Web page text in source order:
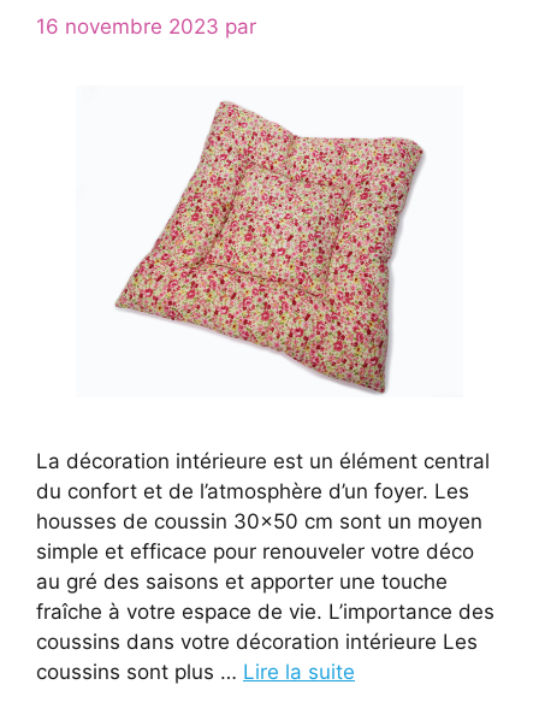
16 novembre 2023 par
La décoration intérieure est un élément central
du confort et de l’atmosphère d’un foyer. Les
housses de coussin 30×50 cm sont un moyen
simple et efficace pour renouveler votre déco
au gré des saisons et apporter une touche
fraîche à votre espace de vie. L’importance des
coussins dans votre décoration intérieure Les
coussins sont plus … Lire la suite